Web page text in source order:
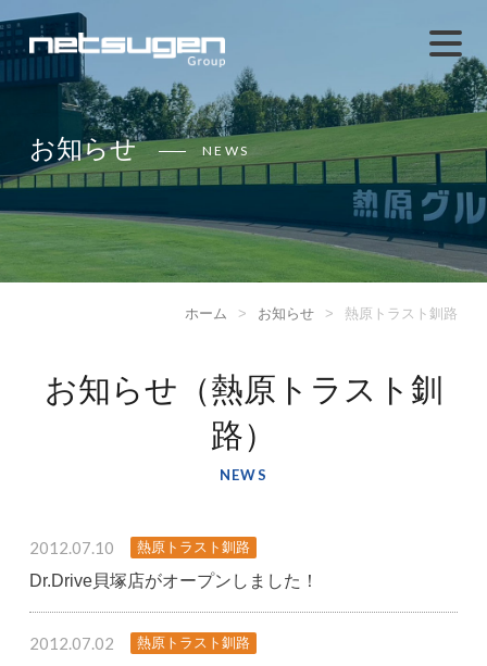
お知らせ NEWS
ホーム > お知らせ > 熱原トラスト釧路
お知らせ（熱原トラスト釧
路）
NEWS
2012.07.10 熱原トラスト釧路
Dr.Drive貝塚店がオープンしました！
2012.07.02 熱原トラスト釧路